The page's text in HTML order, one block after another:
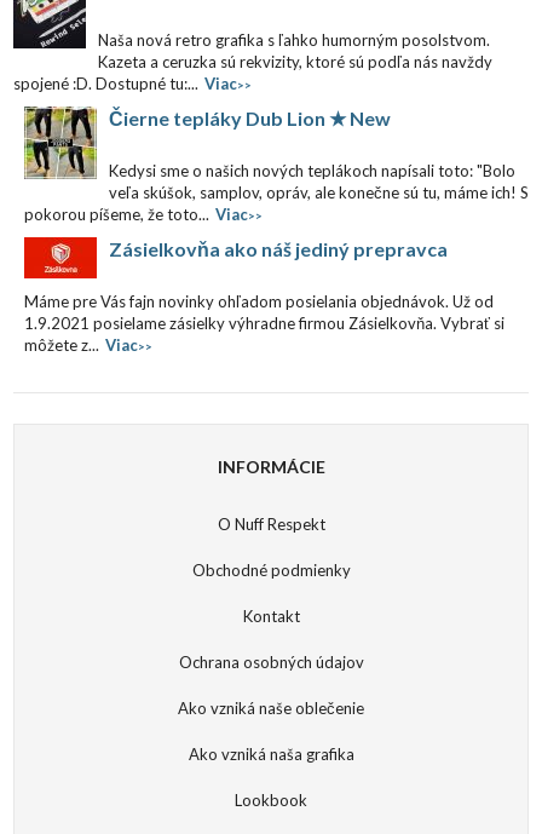
Naša nová retro grafika s ľahko humorným posolstvom.
Kazeta a ceruzka sú rekvizity, ktoré sú podľa nás navždy
spojené :D. Dostupné tu:... Viac>>
Čierne tepláky Dub Lion ★ New
Kedysi sme o našich nových teplákoch napísali toto: "Bolo
veľa skúšok, samplov, opráv, ale konečne sú tu, máme ich! S
pokorou píšeme, že toto... Viac>>
Zásielkovňa ako náš jediný prepravca
Máme pre Vás fajn novinky ohľadom posielania objednávok. Už od
1.9.2021 posielame zásielky výhradne firmou Zásielkovňa. Vybrať si
môžete z... Viac>>
INFORMÁCIE
O Nuff Respekt
Obchodné podmienky
Kontakt
Ochrana osobných údajov
Ako vzniká naše oblečenie
Ako vzniká naša grafika
Lookbook